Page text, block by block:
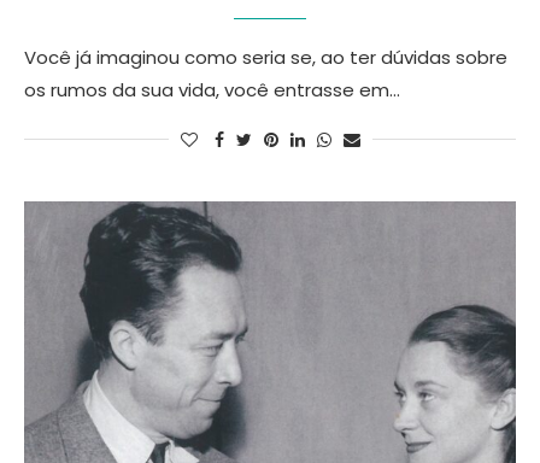
Você já imaginou como seria se, ao ter dúvidas sobre
os rumos da sua vida, você entrasse em…